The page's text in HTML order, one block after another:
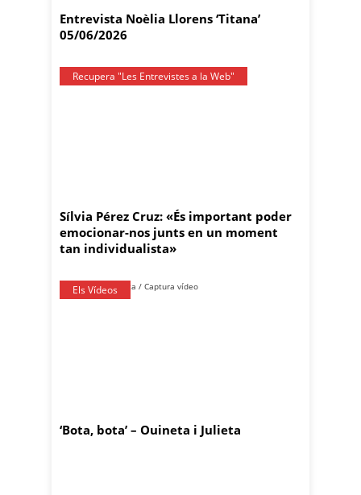
Entrevista Noèlia Llorens ‘Titana’
05/06/2026
Recupera "Les Entrevistes a la Web"
Sílvia Pérez Cruz: «És important poder
emocionar-nos junts en un moment
tan individualista»
Els Vídeos
‘Bota, bota’ – Ouineta i Julieta